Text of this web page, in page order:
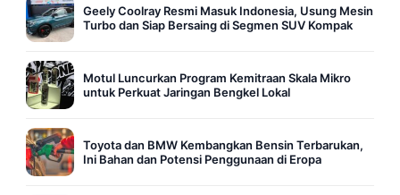
Geely Coolray Resmi Masuk Indonesia, Usung Mesin
Turbo dan Siap Bersaing di Segmen SUV Kompak
Motul Luncurkan Program Kemitraan Skala Mikro
untuk Perkuat Jaringan Bengkel Lokal
Toyota dan BMW Kembangkan Bensin Terbarukan,
Ini Bahan dan Potensi Penggunaan di Eropa